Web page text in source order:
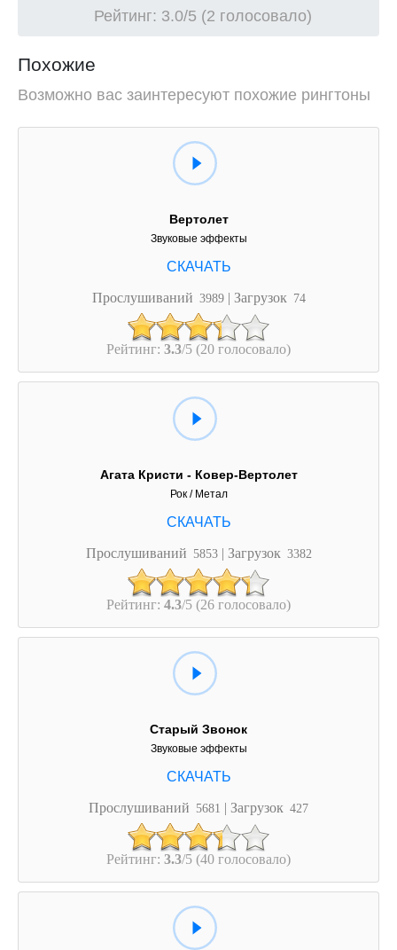
Рейтинг: 3.0/5 (2 голосовало)
Похожие
Возможно вас заинтересуют похожие рингтоны
Вертолет
Звуковые эффекты
Прослушиваний 3989 | Загрузок 74
Рейтинг: 3.3/5 (20 голосовало)
Агата Кристи - Ковер-Вертолет
Рок / Метал
Прослушиваний 5853 | Загрузок 3382
Рейтинг: 4.3/5 (26 голосовало)
Старый Звонок
Звуковые эффекты
Прослушиваний 5681 | Загрузок 427
Рейтинг: 3.3/5 (40 голосовало)